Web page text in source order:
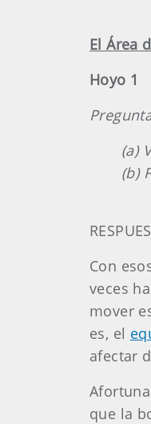
El Área
Hoyo 1
(a)
(b)
Con
veces
mover
es, el
afectar
que la